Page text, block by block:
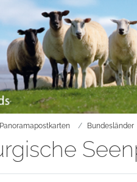
Panoramapostkarten Bundesländer